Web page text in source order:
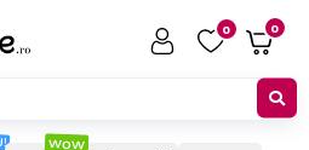
0 0